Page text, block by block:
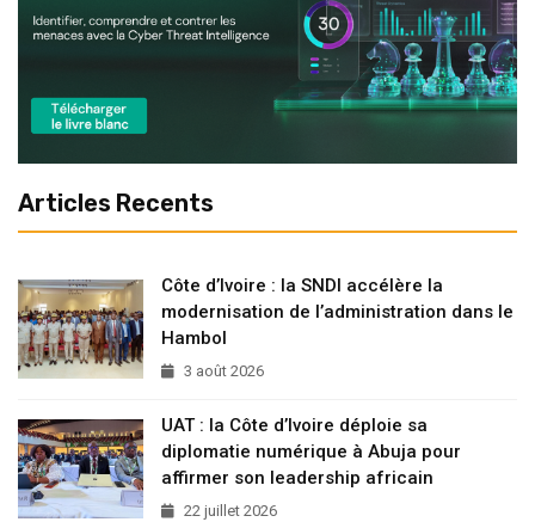
Articles Recents
Côte d’Ivoire : la SNDI accélère la
modernisation de l’administration dans le
Hambol
3 août 2026
UAT : la Côte d’Ivoire déploie sa
diplomatie numérique à Abuja pour
affirmer son leadership africain
22 juillet 2026